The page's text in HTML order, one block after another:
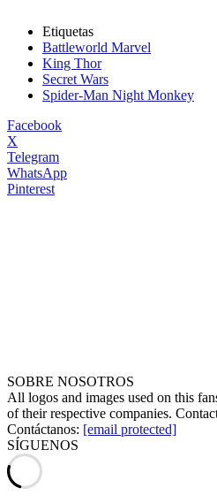
Etiquetas
Battleworld Marvel
King Thor
Secret Wars
Spider-Man Night Monkey
Facebook
X
Telegram
WhatsApp
Pinterest
SOBRE NOSOTROS
All logos and images used on this
of their respective companies.
Contáctanos: [email protected]
SÍGUENOS